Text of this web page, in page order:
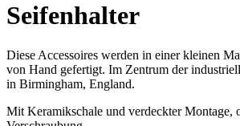
Seifenhalter
Diese Accessoires werden in einer kleinen
von Hand gefertigt. Im Zentrum der
in Birmingham, England.
Mit Keramikschale und verdeckter Montage,